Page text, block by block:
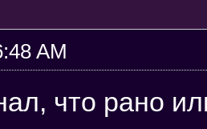
AM
что рано